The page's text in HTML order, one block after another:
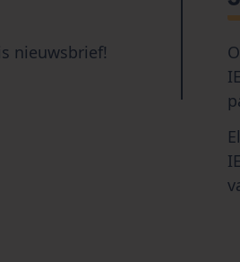
nieuwsbrief!